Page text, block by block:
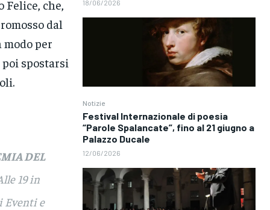
che,
dal
per
spostarsi
DEL
19 in
Eventi e
18/06/2026
Notizie
Festival Internazionale di poesia
“Parole Spalancate”, fino al 21 giugno a
Palazzo Ducale
12/06/2026